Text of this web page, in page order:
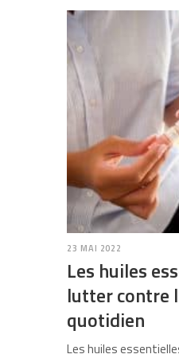
23 MAI 2022
Les huiles
lutter contre
quotidien
Les huiles